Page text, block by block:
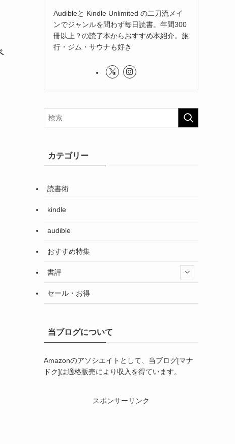
Audibleと Kindle Unlimited の二刀流メイ
ンでジャンルを問わず毎日読書。年間300
冊以上？の読了本からおすすめ本紹介。旅
行・ジム・サウナも好き
カテゴリー
読書術
kindle
audible
おすすめ特集
書評
セール・お得
当ブログについて
Amazonのアソシエイトとして、当ブログ[マナ
ドク]は適格販売により収入を得ています。
スポンサーリンク